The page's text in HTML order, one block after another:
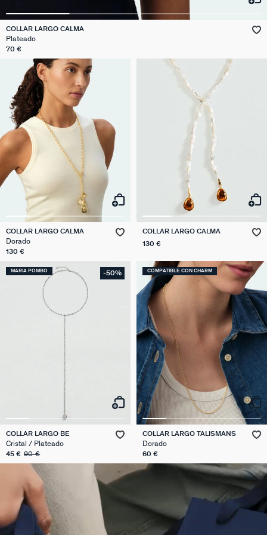
COLLAR LARGO CALMA
Plateado
70 €
COLLAR LARGO CALMA
Dorado
130 €
COLLAR LARGO CALMA
130 €
MARIA POMBO -50%
COLLAR LARGO BE
Cristal / Plateado
45 € 90 €
COMPATIBLE CON CHARM
COLLAR LARGO TALISMANS
Dorado
60 €